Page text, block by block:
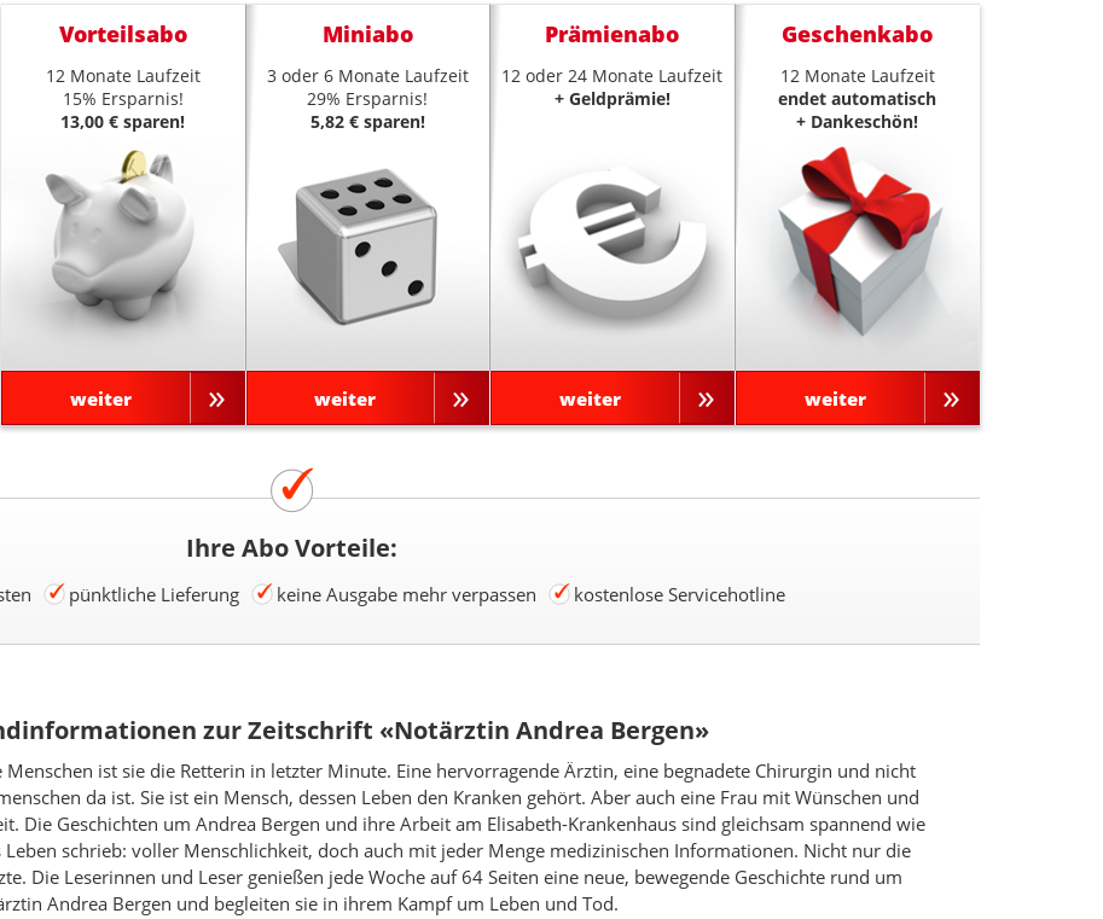
Vorteilsabo
12 Monate Laufzeit
15% Ersparnis!
13,00 € sparen!
weiter
Miniabo
3 oder 6 Monate Laufzeit
29% Ersparnis!
5,82 € sparen!
weiter
Prämienabo
12 oder 24 Monate Laufzeit
+ Geldprämie!
weiter
Geschenkabo
12 Monate Laufzeit
endet automatisch
+ Dankeschön!
weiter
Ihre Abo Vorteile:
pünktliche Lieferung keine Ausgabe mehr verpassen kostenlose Servicehotline
zur Zeitschrift «Notärztin Andrea Bergen»
ist sie die Retterin in letzter Minute. Eine hervorragende Ärztin, eine begnadete Chirurgin und nicht
da ist. Sie ist ein Mensch, dessen Leben den Kranken gehört. Aber auch eine Frau mit Wünschen und
Die Geschichten um Andrea Bergen und ihre Arbeit am Elisabeth-Krankenhaus sind gleichsam spannend wie
Leben schrieb: voller Menschlichkeit, doch auch mit jeder Menge medizinischen Informationen. Nicht nur die
Die Leserinnen und Leser genießen jede Woche auf 64 Seiten eine neue, bewegende Geschichte rund um
Andrea Bergen und begleiten sie in ihrem Kampf um Leben und Tod.